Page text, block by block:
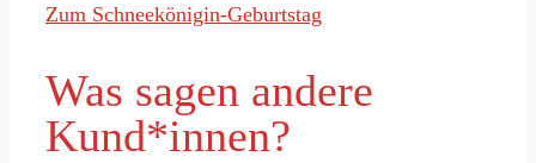
Zum Schneekönigin-Geburtstag
Was sagen andere
Kund*innen?